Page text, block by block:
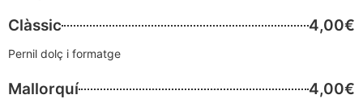
Clàssic 4,00€
Pernil dolç i formatge
Mallorquí 4,00€